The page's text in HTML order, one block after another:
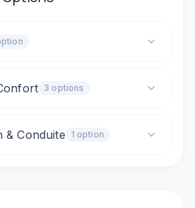
3 options
avant
& Conduite 1 option